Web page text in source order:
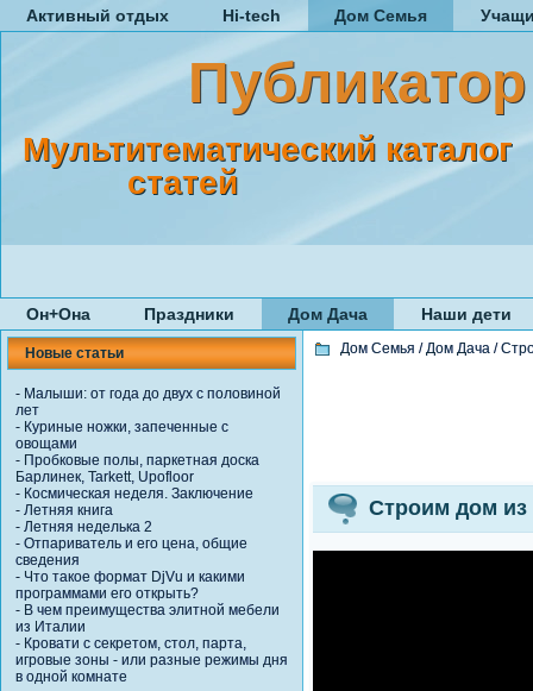
Активный отдых Hi-tech Дом Семья
Публикатор
Мультитематический каталог
статей
Он+Она Праздники Дом Дача Наши дети
Новые статьи
- Малыши: от года до двух с половиной
лет
- Куриные ножки, запеченные с
овощами
- Пробковые полы, паркетная доска
Барлинек, Tarkett, Upofloor
- Космическая неделя. Заключение
- Летняя книга
- Летняя неделька 2
- Отпариватель и его цена, общие
сведения
- Что такое формат DjVu и какими
программами его открыть?
- В чем преимущества элитной мебели
из Италии
- Кровати с секретом, стол, парта,
игровые зоны - или разные режимы дня
в одной комнате
Дом Семья /Дом Дача /
Строим дом из